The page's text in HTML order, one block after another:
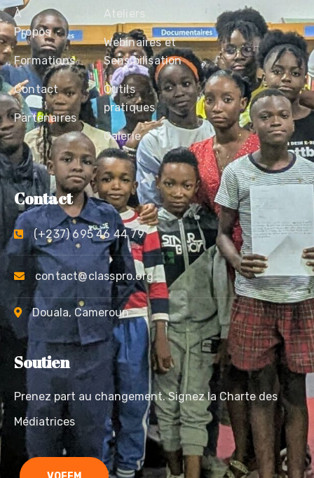
À
Propos
Formations
Contact
Partenaires
Ateliers
Webinaires et
Sensibilisation
Outils
pratiques
Galerie
Contact
(+237) 695 46 44 79
contact@classpro.org
Douala, Cameroun
Soutien
Prenez part au changement. Signez la Charte des
Médiatrices